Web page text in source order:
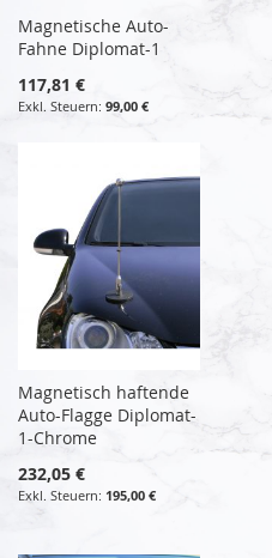
Magnetische Auto-
Fahne Diplomat-1
117,81 €
99,00 €
Magnetisch haftende
Auto-Flagge Diplomat-
1-Chrome
232,05 €
195,00 €